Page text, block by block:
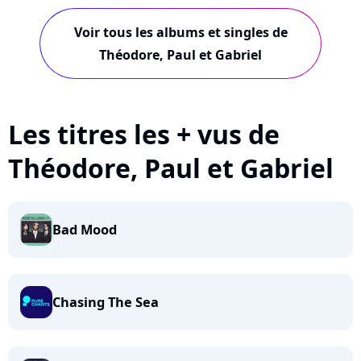
Voir tous les albums et singles de
Théodore, Paul et Gabriel
Les titres les + vus de
Théodore, Paul et Gabriel
Bad Mood
Chasing The Sea